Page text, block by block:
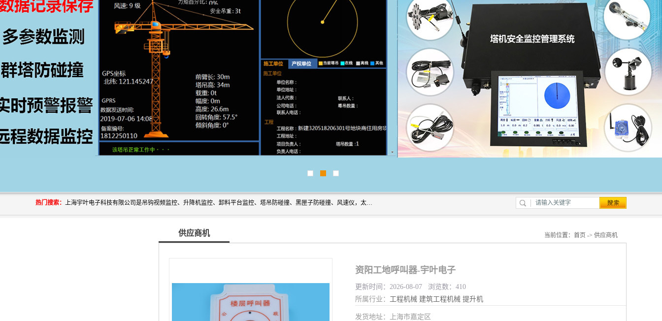
热门搜索： 上海宇叶电子科技有限公司是吊钩视频监控、升降机监控、卸料平台监控、塔吊防碰撞、黑匣子防碰撞、风速仪，太阳能障碍灯安全提示灯等一系列升降机的常用配件产品专业研发生产加工的公司，拥有完整、科学的质量管理体系。
供应商机 当前位置： 首页 -> 供应商机
资阳工地呼叫器-宇叶电子
更新时间：2026-08-07 浏览数：410
所属行业： 工程机械 建筑工程机械 提升机
发货地址：上海市嘉定区